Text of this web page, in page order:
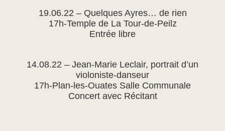
19.06.22 – Quelques Ayres… de rien
17h-Temple de La Tour-de-Peilz
Entrée libre
14.08.22 – Jean-Marie Leclair, portrait d’un
violoniste-danseur
17h-Plan-les-Ouates Salle Communale
Concert avec Récitant